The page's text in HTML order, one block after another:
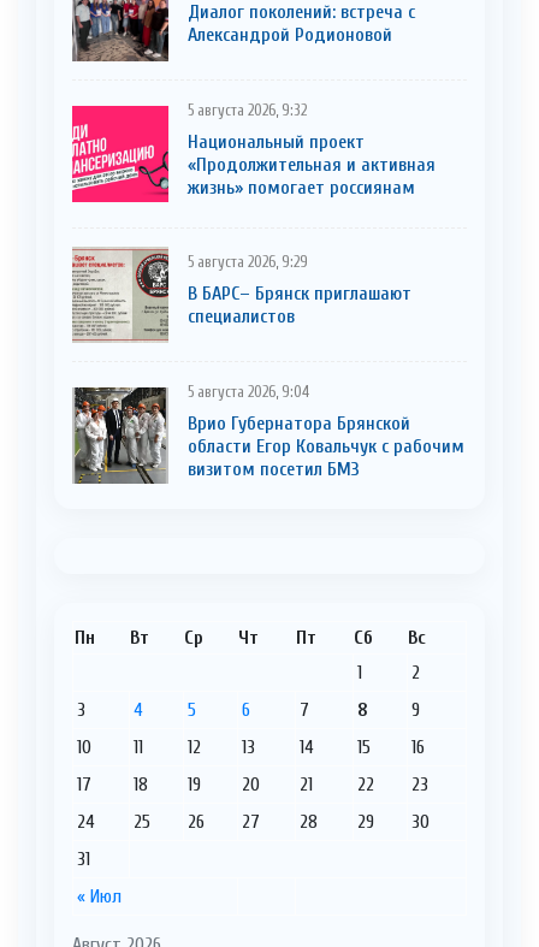
Диалог поколений: встреча с
Александрой Родионовой
5 августа 2026, 9:32
Национальный проект
«Продолжительная и активная
жизнь» помогает россиянам
5 августа 2026, 9:29
В БАРС– Брянcк приглaшают
cпециaлистoв
5 августа 2026, 9:04
Врио Губернатора Брянской
области Егор Ковальчук с рабочим
визитом посетил БМЗ
Пн Вт Ср Чт Пт Сб Вс
« Июл
1
2
3
4 5 6 7 8
9
10
11 12 13 14 15
16
17
18 19 20 21 22
23
24
25 26 27 28 29
30
31